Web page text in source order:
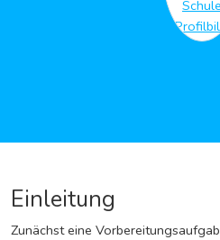
Einleitung
Zunächst eine